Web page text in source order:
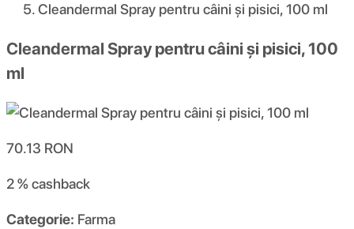
Cleandermal Spray pentru câini și pisici, 100 ml
Cleandermal Spray pentru câini și pisici, 100
ml
70.13 RON
2 %cashback
Categorie: Farma